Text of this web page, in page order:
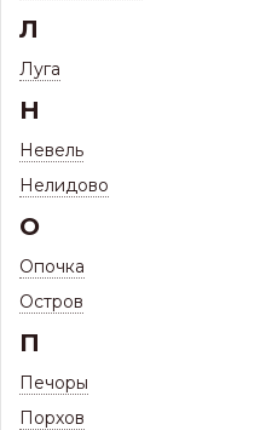
Металлочерепица
Гранит Матовый
матовый) 0,5мм
Л
Луга
Н
Невель
Нелидово
О
Опочка
Остров
П
Печоры
Порхов